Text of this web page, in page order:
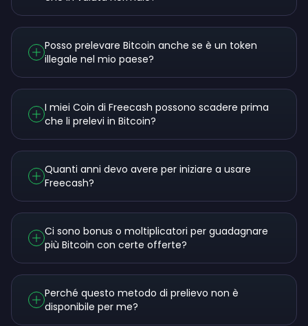
Posso prelevare Bitcoin anche se è un token
illegale nel mio paese?
I miei Coin di Freecash possono scadere prima
che li prelevi in Bitcoin?
Quanti anni devo avere per iniziare a usare
Freecash?
Ci sono bonus o moltiplicatori per guadagnare
più Bitcoin con certe offerte?
Perché questo metodo di prelievo non è
disponibile per me?